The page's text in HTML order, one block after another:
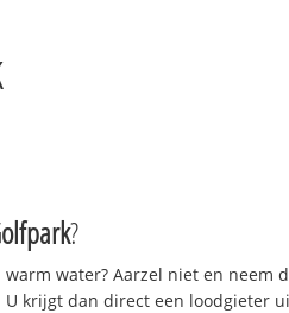
?
water? Aarzel niet en neem
U krijgt dan direct een loodgieter